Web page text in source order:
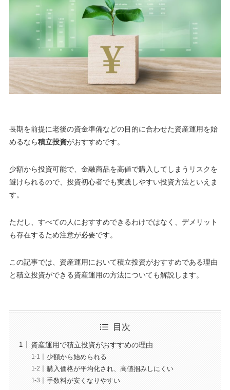
長期を前提に老後の資金準備などの目的に合わせた資産運用を始
めるなら積立投資がおすすめです。
少額から投資可能で、金融商品を高値で購入してしまうリスクを
避けられるので、 投資初心者でも実践しやすい投資方法といえま
す。
ただし、すべての人におすすめできるわけではなく、 デメリット
も存在するため注意が必要です。
この記事では、資産運用において積立投資がおすすめである理由
と積立投資ができる資産運用の方法についても解説します。
目次
資産運用で積立投資がおすすめの理由
少額から始められる
購入価格が平均化され、高値掴みしにくい
手数料が安くなりやすい